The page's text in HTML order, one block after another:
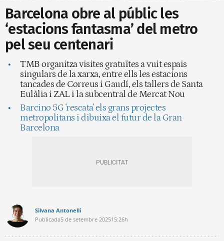
Barcelona obre al públic les
‘estacions fantasma’ del metro
pel seu centenari
TMB organitza visites gratuïtes a vuit espais
singulars de la xarxa, entre ells les estacions
tancades de Correus i Gaudí, els tallers de Santa
Eulàlia i ZAL i la subcentral de Mercat Nou
Barcino 5G 'rescata' els grans projectes
metropolitans i dibuixa el futur de la Gran
Barcelona
Silvana Antonelli
Publicada5 de setembre 202515:26h